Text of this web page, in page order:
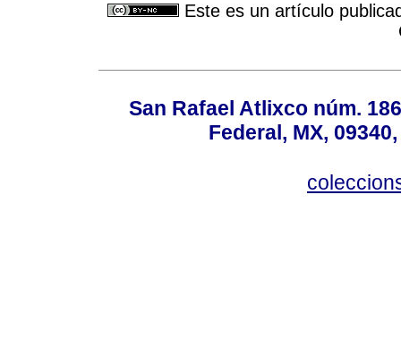
Este es un artículo
San Rafael Atlixco núm.
Federal, MX,